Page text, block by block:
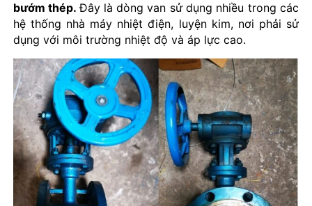
bướm thép.Đây là dòng van sử dụng nhiều trong các
hệ thống nhà máy nhiệt điện, luyện kim, nơi phải sử
dụng với môi trường nhiệt độ và áp lực cao.